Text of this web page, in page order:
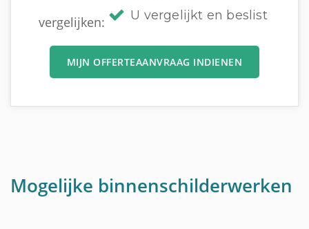
vergelijken:
U vergelijkt en beslist
MIJN OFFERTEAANVRAAG INDIENEN
Mogelijke binnenschilderwerken